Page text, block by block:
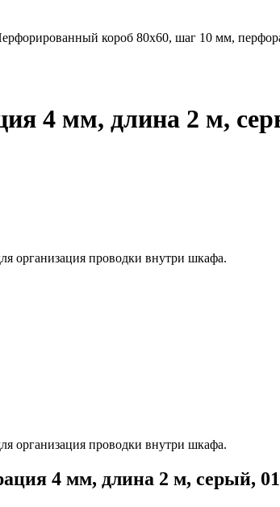
короб 80х60, шаг 10 мм,
4 мм, длина 2 м,
организация проводки внутри шкафа.
организация проводки внутри шкафа.
4 мм, длина 2 м, серый,